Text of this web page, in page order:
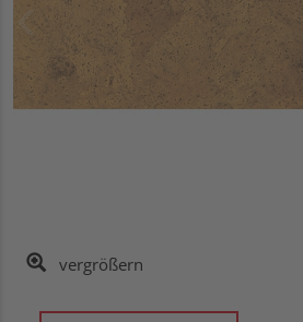
vergrößern